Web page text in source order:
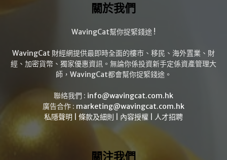
關於我們
WavingCat幫你捉緊錢途 !
WavingCat 財經網提供最即時全面的樓市、移民、海外置業、財
經、加密貨幣、獨家優惠資訊。無論你係投資新手定係資產管理大
師，WavingCat都會幫你捉緊錢途。
聯絡我們 : info@wavingcat.com.hk
廣告合作 : marketing@wavingcat.com.hk
私隱聲明
條款及細則 內容授權 人才招聘
關注我們